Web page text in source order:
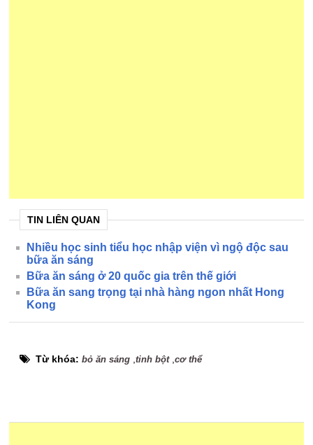
TIN LIÊN QUAN
Nhiều học sinh tiểu học nhập viện vì ngộ độc sau
bữa ăn sáng
Bữa ăn sáng ở 20 quốc gia trên thế giới
Bữa ăn sang trọng tại nhà hàng ngon nhất Hong
Kong
Từ khóa:bỏ ăn sáng ,tinh bột,cơ thể